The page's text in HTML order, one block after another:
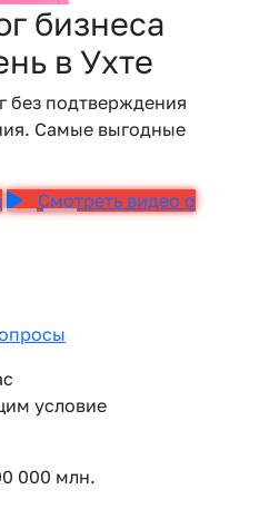
бизнеса
в Ухте
без подтверждения
Самые выгодные
Смотреть видео о
условие
000 млн.